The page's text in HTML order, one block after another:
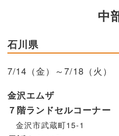
中
石川県
7/14（金）～7/18（火）
金沢エムザ
７階ランドセルコーナー
金沢市武蔵町15-1